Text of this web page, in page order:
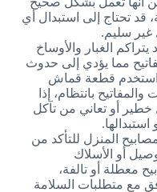
قد تحتاج إلى استبدال أي
غير سليم.
يتراكم الغبار والأوساخ
مما يؤدي إلى حدوث
استخدم قطعة قماش
بانتظام، إذا
أو تعاني من تآكل
المنزل للتأكد من
أو الأسلاك
معطلة أو تالفة،
مع متطلبات السلامة